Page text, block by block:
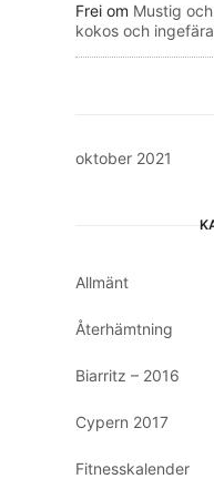
Frei om Mustig
kokos och ingefära
oktober 2021
Allmänt
Återhämtning
Biarritz – 2016
Cypern 2017
Fitnesskalender